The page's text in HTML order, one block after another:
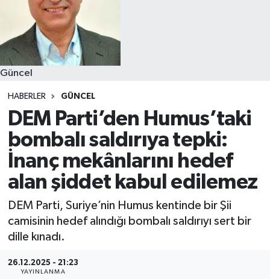
Güncel
HABERLER GÜNCEL
DEM Parti’den Humus’taki
bombalı saldırıya tepki:
İnanç mekânlarını hedef
alan şiddet kabul edilemez
DEM Parti, Suriye’nin Humus kentinde bir Şii
camisinin hedef alındığı bombalı saldırıyı sert bir
dille kınadı.
26.12.2025 - 21:23
YAYINLANMA